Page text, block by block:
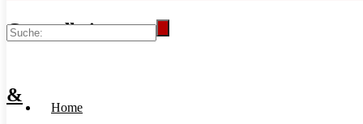
Gesundheit
&
Home